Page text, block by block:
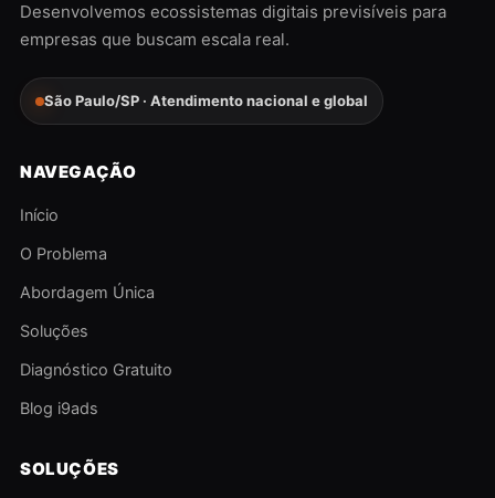
Desenvolvemos ecossistemas digitais previsíveis para
empresas que buscam escala real.
São Paulo/SP · Atendimento nacional e global
NAVEGAÇÃO
Início
O Problema
Abordagem Única
Soluções
Diagnóstico Gratuito
Blog i9ads
SOLUÇÕES